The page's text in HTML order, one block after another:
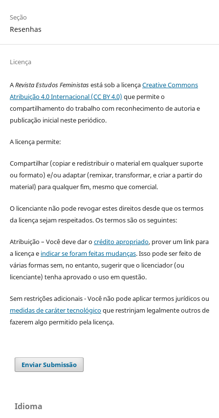
Seção
Resenhas
Licença
ARevista Estudos Feministasestá sob a licençaCreative Commons
Atribuição 4.0 Internacional (CC BY 4.0) que permite o
compartilhamento do trabalho com reconhecimento de autoria e
publicação inicial neste periódico.
A licença permite:
Compartilhar (copiar e redistribuir o material em qualquer suporte
ou formato) e/ou adaptar (remixar, transformar, e criar a partir do
material) para qualquer fim, mesmo que comercial.
O licenciante não pode revogar estes direitos desde que os termos
da licença sejam respeitados. Os termos são os seguintes:
Atribuição – Você deve dar ocrédito apropriado, prover um link para
a licença e indicar se foram feitas mudanças. Isso pode ser feito de
várias formas sem, no entanto, sugerir que o licenciador (ou
licenciante) tenha aprovado o uso em questão.
Sem restrições adicionais - Você não pode aplicar termos jurídicos ou
medidas de caráter tecnológicoque restrinjam legalmente outros de
fazerem algo permitido pela licença.
Enviar Submissão
Idioma